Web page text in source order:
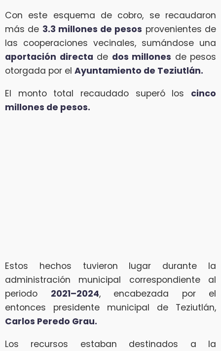
Con este esquema de cobro, se recaudaron
más de 3.3 millones de pesos provenientes de
las cooperaciones vecinales, sumándose una
aportación directa de dos millones de pesos
otorgada por el Ayuntamiento de Teziutlán.
El monto total recaudado superó los cinco
millones de pesos.
Estos hechos tuvieron lugar durante la
administración municipal correspondiente al
periodo 2021–2024, encabezada por el
entonces presidente municipal de Teziutlán,
Carlos Peredo Grau.
Los recursos estaban destinados a la